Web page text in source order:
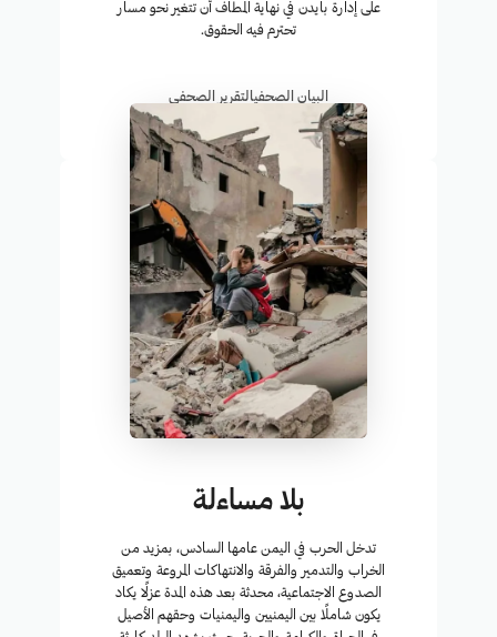
على إدارة بايدن في نهاية المطاف أن تتغير نحو مسار
تحترم فيه الحقوق.
البيان الصحفيالتقرير الصحفي
بلا مساءلة
تدخل الحرب في اليمن عامها السادس، بمزيد من
الخراب والتدمير والفرقة والانتهاكات المروعة وتعميق
الصدوع الاجتماعية، محدثة بعد هذه المدة عزلًا يكاد
يكون شاملًا بين اليمنيين واليمنيات وحقهم الأصيل